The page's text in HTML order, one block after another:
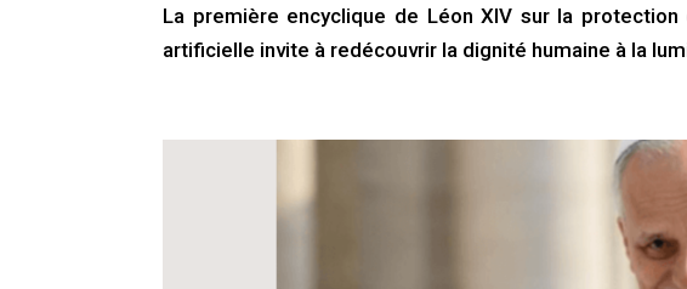
La première encyclique de Léon XIV sur la protection
artificielle invite à redécouvrir la dignité humaine à la